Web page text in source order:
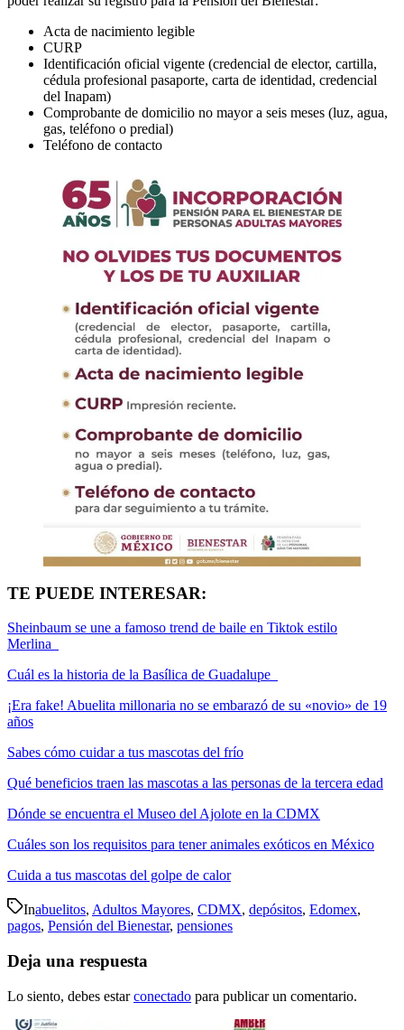
Acta de nacimiento legible
CURP
Identificación oficial vigente (credencial de elector, cartilla,
cédula profesional pasaporte, carta de identidad, credencial
del Inapam)
Comprobante de domicilio no mayor a seis meses (luz, agua,
gas, teléfono o predial)
Teléfono de contacto
TE PUEDE INTERESAR:
Sheinbaum se une a famoso trend de baile en Tiktok estilo
Merlina
Cuál es la historia de la Basílica de Guadalupe
¡Era fake! Abuelita millonaria no se embarazó de su «novio» de 19
años
Sabes cómo cuidar a tus mascotas del frío
Qué beneficios traen las mascotas a las personas de la tercera edad
Dónde se encuentra el Museo del Ajolote en la CDMX
Cuáles son los requisitos para tener animales exóticos en México
Cuida a tus mascotas del golpe de calor
Inabuelitos, Adultos Mayores, CDMX, depósitos, Edomex,
pagos, Pensión del Bienestar, pensiones
Deja una respuesta
Lo siento, debes estarconectado para publicar un comentario.